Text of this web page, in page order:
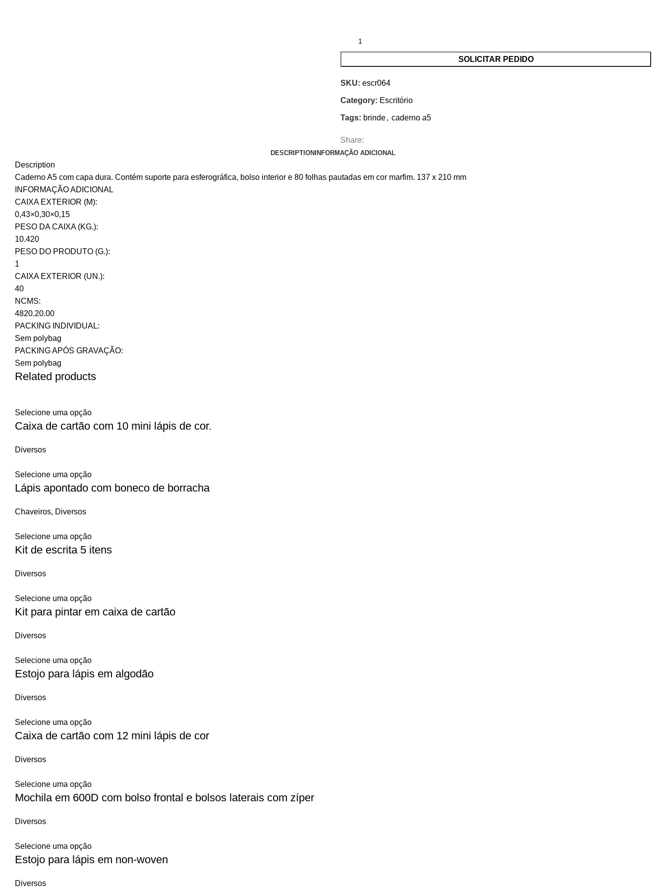
SOLICITAR PEDIDO
SKU: escr064
Category: Escritório
Tags: brinde, caderno a5
Share:
DESCRIPTION INFORMAÇÃO ADICIONAL
Description
Caderno A5 com capa dura. Contém suporte para esferográfica, bolso interior e 80 folhas pautadas em cor marfim. 137 x 210 mm
INFORMAÇÃO ADICIONAL
CAIXA EXTERIOR (M):
0,43×0,30×0,15
PESO DA CAIXA (KG.):
10.420
PESO DO PRODUTO (G.):
1
CAIXA EXTERIOR (UN.):
40
NCMS:
4820.20.00
PACKING INDIVIDUAL:
Sem polybag
PACKING APÓS GRAVAÇÃO:
Sem polybag
Related products
Selecione uma opção
Caixa de cartão com 10 mini lápis de cor.
Diversos
Selecione uma opção
Lápis apontado com boneco de borracha
Chaveiros, Diversos
Selecione uma opção
Kit de escrita 5 itens
Diversos
Selecione uma opção
Kit para pintar em caixa de cartão
Diversos
Selecione uma opção
Estojo para lápis em algodão
Diversos
Selecione uma opção
Caixa de cartão com 12 mini lápis de cor
Diversos
Selecione uma opção
Mochila em 600D com bolso frontal e bolsos laterais com zíper
Diversos
Selecione uma opção
Estojo para lápis em non-woven
Diversos